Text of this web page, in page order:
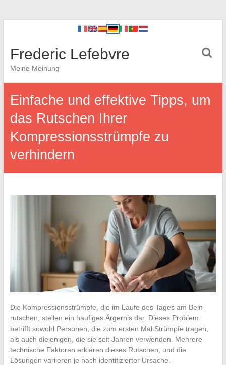
Frederic Lefebvre
Meine Meinung
Einfache und effektive Tipps, um
das Rutschen Ihrer
Kompressionsstrümpfe zu
verhindern
Die Kompressionsstrümpfe, die im Laufe des Tages am Bein
rutschen, stellen ein häufiges Ärgernis dar. Dieses Problem
betrifft sowohl Personen, die zum ersten Mal Strümpfe tragen,
als auch diejenigen, die sie seit Jahren verwenden. Mehrere
technische Faktoren erklären dieses Rutschen, und die
Lösungen variieren je nach identifizierter Ursache.